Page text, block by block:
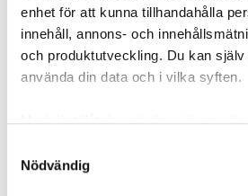
enhet för att kunna tillhandahålla
innehåll, annons- och
och produktutveckling. Du kan
använda din data och i vilka syften.
Med din tillåtelse skulle vi även vilja:
som kan ha en noggrannhet på
Nödvändig
1 600 kronor i
elbolagets
jouravgift blev 4
800 kronor – rätt
eller fel?
Ska
firman
uteblivet